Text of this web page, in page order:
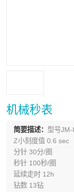
机械秒表
简要描述： 型号JM-
Z小刻度值 0.6 sec
分针 30分/圈
秒针 100秒/圈
延续走时 12h
钻数 13钻